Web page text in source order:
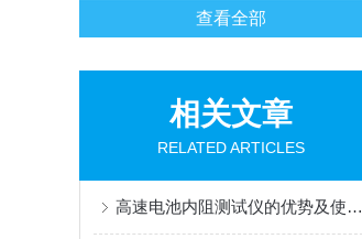
查看全部
相关文章
RELATED ARTICLES
高速电池内阻测试仪的优势及使用准侧